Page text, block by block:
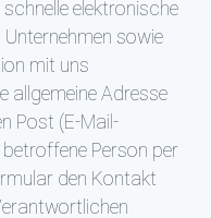
elektronische
sowie
mit uns
allgemeine Adresse
Post (E-Mail-
Person per
den Kontakt